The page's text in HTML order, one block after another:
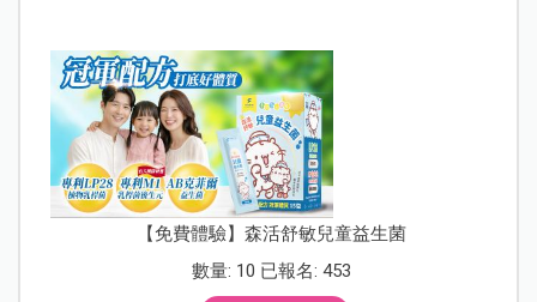
【免費體驗】森活舒敏兒童益生菌
數量: 10 已報名: 453